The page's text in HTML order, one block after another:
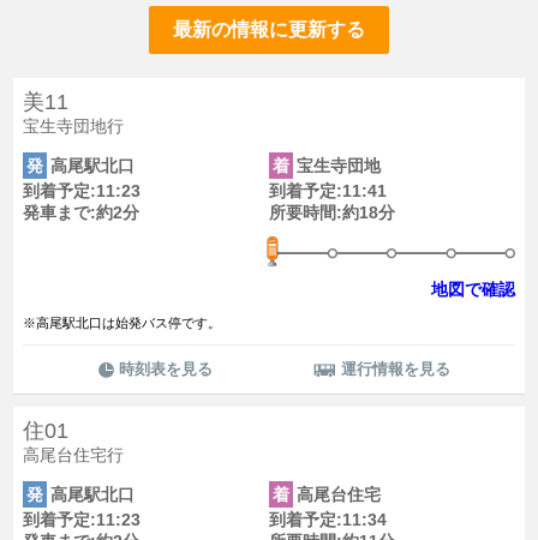
最新の情報に更新する
美11
宝生寺団地行
発 高尾駅北口
到着予定:11:23
発車まで:約2分
着 宝生寺団地
到着予定:11:41
所要時間:約18分
地図で確認
※高尾駅北口は始発バス停です。
時刻表を見る 運行情報を見る
住01
高尾台住宅行
発 高尾駅北口
到着予定:11:23
着 高尾台住宅
到着予定:11:34